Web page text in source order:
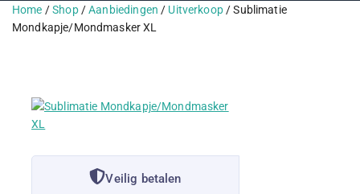
Home /Shop /Aanbiedingen / Uitverkoop / Sublimatie
Mondkapje/Mondmasker XL
Veilig betalen